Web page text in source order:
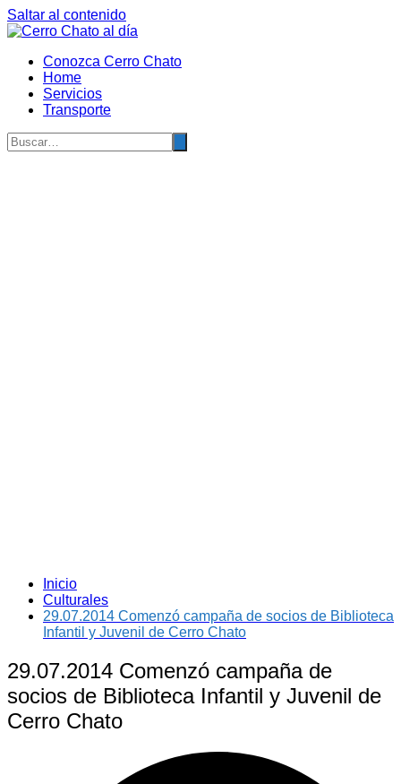
Saltar al contenido
Conozca Cerro Chato
Home
Servicios
Transporte
Inicio
Culturales
29.07.2014 Comenzó campaña de socios de Biblioteca
Infantil y Juvenil de Cerro Chato
29.07.2014 Comenzó campaña de
socios de Biblioteca Infantil y Juvenil de
Cerro Chato